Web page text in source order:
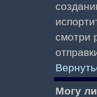
смотри
Могу